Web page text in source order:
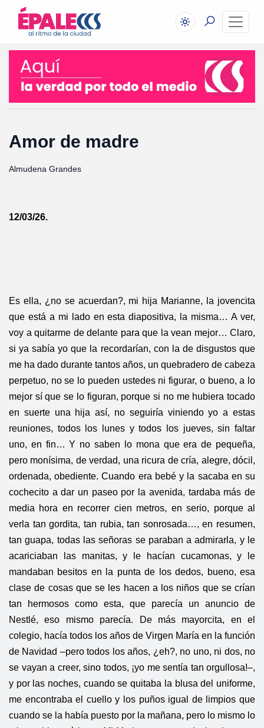
Amor de madre
Almudena Grandes
12/03/26.
Es ella, ¿no se acuerdan?, mi hija Marianne, la jovencita
que está a mi lado en esta diapositiva, la misma… A ver,
voy a quitarme de delante para que la vean mejor… Claro,
si ya sabía yo que la recordarían, con la de disgustos que
me ha dado durante tantos años, un quebradero de cabeza
perpetuo, no se lo pueden ustedes ni figurar, o bueno, a lo
mejor sí que se lo figuran, porque si no me hubiera tocado
en suerte una hija así, no seguiría viniendo yo a estas
reuniones, todos los lunes y todos los jueves, sin faltar
uno, en fin… Y no saben lo mona que era de pequeña,
pero monísima, de verdad, una ricura de cría, alegre, dócil,
ordenada, obediente. Cuando era bebé y la sacaba en su
cochecito a dar un paseo por la avenida, tardaba más de
media hora en recorrer cien metros, en serio, porque al
verla tan gordita, tan rubia, tan sonrosada…, en resumen,
tan guapa, todas las señoras se paraban a admirarla, y le
acariciaban las manitas, y le hacían cucamonas, y le
mandaban besitos en la punta de los dedos, bueno, esa
clase de cosas que se les hacen a los niños que se crían
tan hermosos como esta, que parecía un anuncio de
Nestlé, eso mismo parecía. De más mayorcita, en el
colegio, hacía todos los años de Virgen María en la función
de Navidad –pero todos los años, ¿eh?, no uno, ni dos, no
se vayan a creer, sino todos, ¡yo me sentía tan orgullosa!–,
y por las noches, cuando se quitaba la blusa del uniforme,
me encontraba el cuello y los puños igual de limpios que
cuando se la había puesto por la mañana, pero lo mismo lo